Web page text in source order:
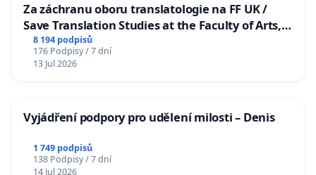
Za záchranu oboru translatologie na FF UK /
Save Translation Studies at the Faculty of Arts,
Charles University
8 194 podpisů
176 Podpisy / 7 dní
13 Jul 2026
Vyjádření podpory pro udělení milosti – Denis
1 749 podpisů
138 Podpisy / 7 dní
14 Jul 2026